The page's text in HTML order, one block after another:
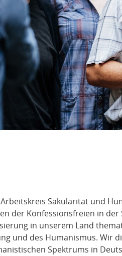
Arbeitskreis Säkularität und
der Konfessionsfreien in
in unserem Land
und des Humanismus. Wir
Spektrums in